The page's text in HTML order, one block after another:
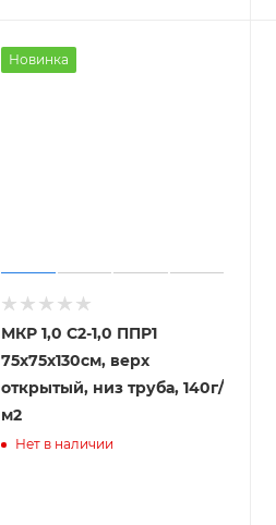
Новинка
МКР 1,0 С2-1,0 ППР1
75х75х130см, верх
открытый, низ труба, 140г/
м2
Нет в наличии